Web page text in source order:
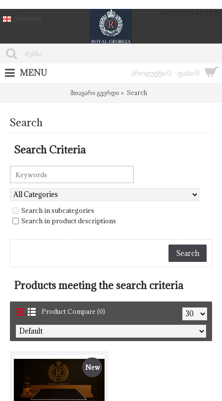
ქართული
პროდუქტი 0 - ფასი 0
MENU
მთავარი გვერდი Search
Search
Search Criteria
Search in subcategories
Search in product descriptions
Products meeting the search criteria
Product Compare (0)
New